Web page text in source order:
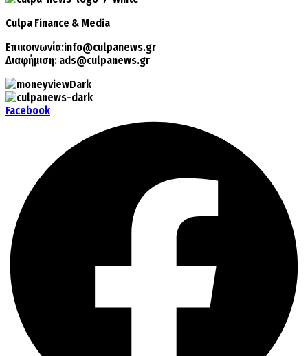
Culpa Finance & Media
Επικοινωνία:info@culpanews.gr
Διαφήμιση: ads@culpanews.gr
Facebook